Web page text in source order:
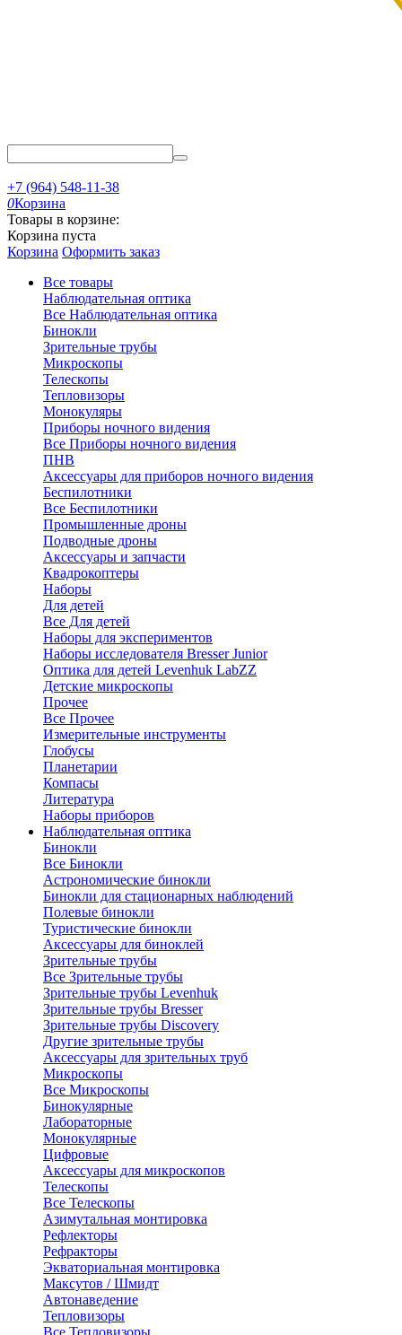
+7 (964) 548-11-38
0Корзина
Товары в корзине:
Корзина пуста
Корзина Оформить заказ
Все товары
Наблюдательная оптика
Все Наблюдательная оптика
Бинокли
Зрительные трубы
Микроскопы
Телескопы
Тепловизоры
Монокуляры
Приборы ночного видения
Все Приборы ночного видения
ПНВ
Аксессуары для приборов ночного видения
Беспилотники
Все Беспилотники
Промышленные дроны
Подводные дроны
Аксессуары и запчасти
Квадрокоптеры
Наборы
Для детей
Все Для детей
Наборы для экспериментов
Наборы исследователя Bresser Junior
Оптика для детей Levenhuk LabZZ
Детские микроскопы
Прочее
Все Прочее
Измерительные инструменты
Глобусы
Планетарии
Компасы
Литература
Наборы приборов
Наблюдательная оптика
Бинокли
Все Бинокли
Астрономические бинокли
Бинокли для стационарных наблюдений
Полевые бинокли
Туристические бинокли
Аксессуары для биноклей
Зрительные трубы
Все Зрительные трубы
Зрительные трубы Levenhuk
Зрительные трубы Bresser
Зрительные трубы Discovery
Другие зрительные трубы
Аксессуары для зрительных труб
Микроскопы
Все Микроскопы
Бинокулярные
Лабораторные
Монокулярные
Цифровые
Аксессуары для микроскопов
Телескопы
Все Телескопы
Азимутальная монтировка
Рефлекторы
Рефракторы
Экваториальная монтировка
Максутов / Шмидт
Автонаведение
Тепловизоры
Все Тепловизоры